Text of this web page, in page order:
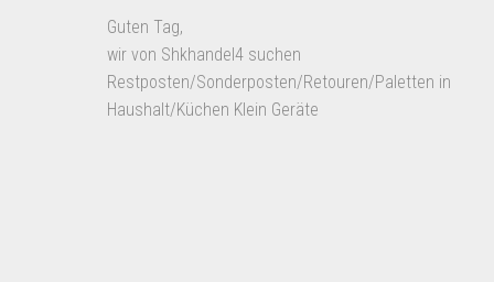
Guten Tag,
wir von Shkhandel4 suchen
Restposten/Sonderposten/Retouren/Paletten in
Haushalt/Küchen Klein Geräte